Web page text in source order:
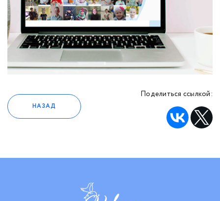
НАЗАД
Поделиться ссылкой: